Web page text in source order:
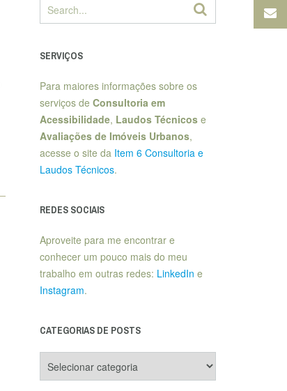
SERVIÇOS
Para maiores informações sobre os
serviços de Consultoria em
Acessibilidade, Laudos Técnicose
Avaliações de Imóveis Urbanos,
acesse o site da Item 6 Consultoria e
Laudos Técnicos.
REDES SOCIAIS
Aproveite para me encontrar e
conhecer um pouco mais do meu
trabalho em outras redes: LinkedIn e
Instagram.
CATEGORIAS DE POSTS
de